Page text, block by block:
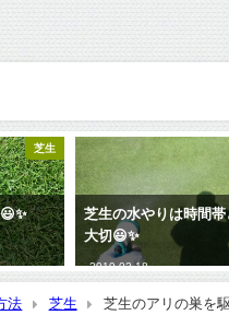
芝生
度が
荒れ放題の芝生を復
法を分かりやすく解説
2018-11-09
法 芝生 芝生のアリの巣を